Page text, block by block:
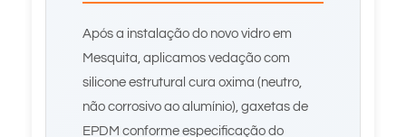
Após a instalação do novo vidro em
Mesquita, aplicamos vedação com
silicone estrutural cura oxima (neutro,
não corrosivo ao alumínio), gaxetas de
EPDM conforme especificação do